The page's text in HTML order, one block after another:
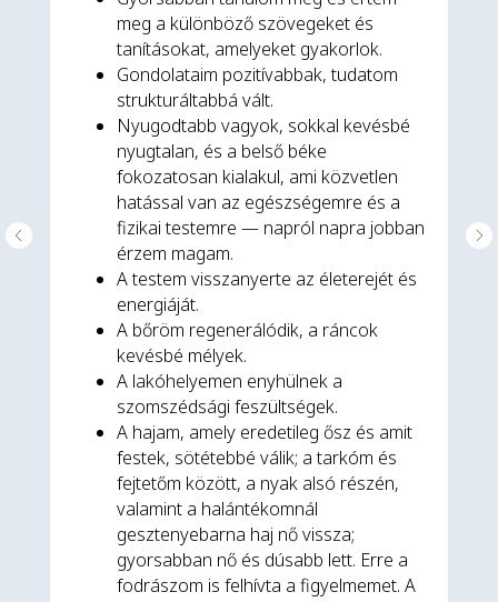
meg a különböző szövegeket és
tanításokat, amelyeket gyakorlok.
Gondolataim pozitívabbak, tudatom
strukturáltabbá vált.
Nyugodtabb vagyok, sokkal kevésbé
nyugtalan, és a belső béke
fokozatosan kialakul, ami közvetlen
hatással van az egészségemre és a
fizikai testemre — napról napra jobban
érzem magam.
A testem visszanyerte az életerejét és
energiáját.
A bőröm regenerálódik, a ráncok
kevésbé mélyek.
A lakóhelyemen enyhülnek a
szomszédsági feszültségek.
A hajam, amely eredetileg ősz és amit
festek, sötétebbé válik; a tarkóm és
fejtetőm között, a nyak alsó részén,
valamint a halántékomnál
gesztenyebarna haj nő vissza;
gyorsabban nő és dúsabb lett. Erre a
fodrászom is felhívta a figyelmemet. A